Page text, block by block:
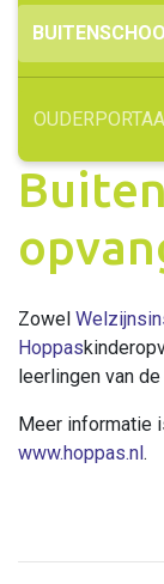
Zowel
Hoppas
leerlingen van
Meer informatie
www.hoppas.nl.